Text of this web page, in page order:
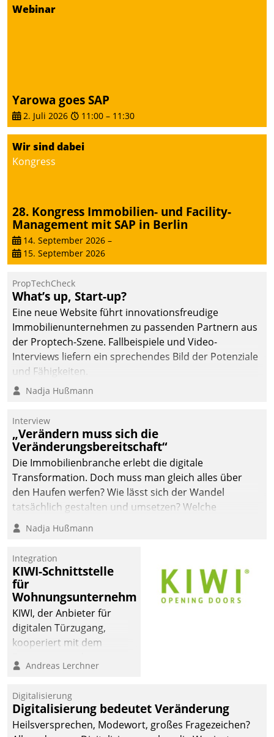
Webinar
Yarowa goes SAP
2. Juli 2026 11:00 – 11:30
Wir sind dabei
Kongress
28. Kongress Immobilien- und Facility-
Management mit SAP in Berlin
14. September 2026 –
15. September 2026
PropTechCheck
What’s up, Start-up?
Eine neue Website führt innovationsfreudige
Immobilienunternehmen zu passenden Partnern aus
der Proptech-Szene. Fallbeispiele und Video-
Interviews liefern ein sprechendes Bild der Potenziale
und Fähigkeiten.
Nadja Hußmann
Interview
„Verändern muss sich die
Veränderungsbereitschaft“
Die Immobilienbranche erlebt die digitale
Transformation. Doch muss man gleich alles über
den Haufen werfen? Wie lässt sich der Wandel
tatsächlich gestalten und umsetzen? Welche
Argumente zählen wirklich?
Nadja Hußmann
Integration
KIWI-Schnittstelle
für
Wohnungsunternehmen
KIWI, der Anbieter für
digitalen Türzugang,
kooperiert mit dem
Softwareentwicklungshaus
Andreas Lerchner
Digitalisierung
Digitalisierung bedeutet Veränderung
Heilsversprechen, Modewort, großes Fragezeichen?